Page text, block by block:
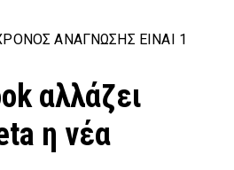
ΑΝΆΓΝΩΣΗΣ ΕΊΝΑΙ 1
αλλάζει
η νέα